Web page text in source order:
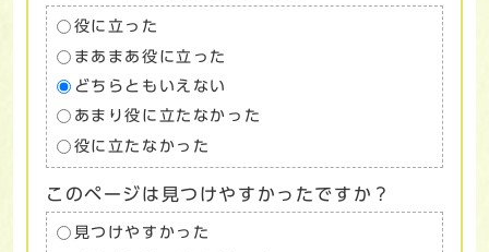
役に立った
まあまあ役に立った
どちらともいえない
あまり役に立たなかった
役に立たなかった
このページは見つけやすかったですか？
見つけやすかった